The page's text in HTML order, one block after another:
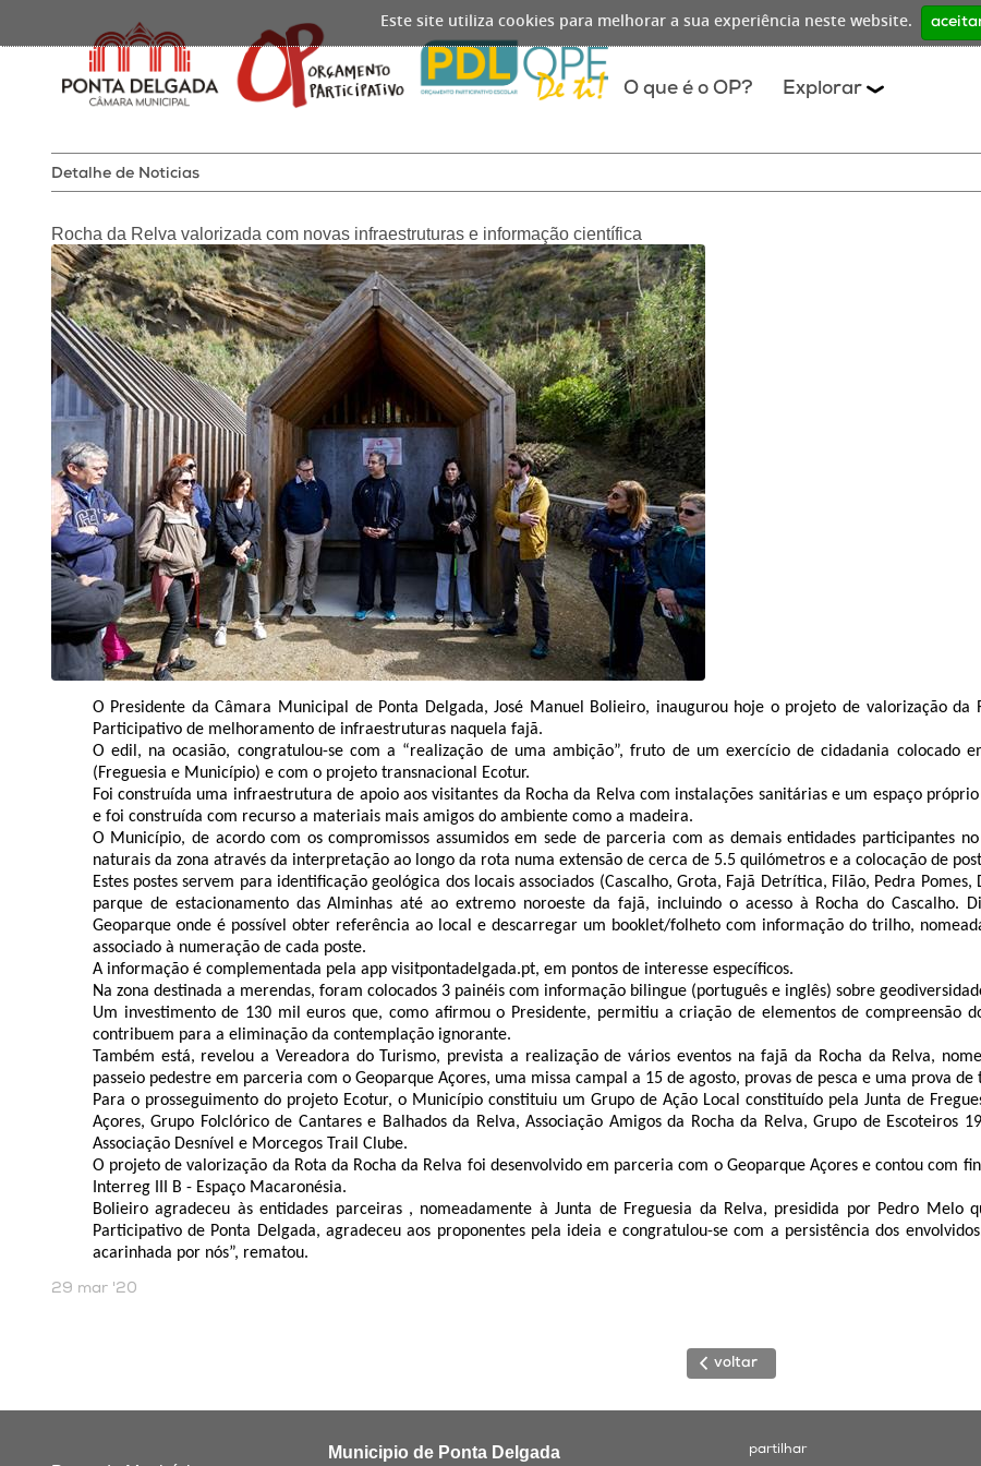
Este site utiliza cookies para melhorar a sua experiência neste website.
O que é o OP? Explorar
Detalhe de Noticias
Rocha da Relva valorizada com novas infraestruturas e informação científica
O Presidente da Câmara Municipal de Ponta Delgada, José Manuel Bolieiro, inaugurou hoje o projeto de valorização
Participativo de melhoramento de infraestruturas naquela fajã.
O edil, na ocasião, congratulou-se com a “realização de uma ambição”, fruto de um exercício de cidadania colocado
(Freguesia e Município) e com o projeto transnacional Ecotur.
Foi construída uma infraestrutura de apoio aos visitantes da Rocha da Relva com instalações sanitárias e um espaço
e foi construída com recurso a materiais mais amigos do ambiente como a madeira.
O Município, de acordo com os compromissos assumidos em sede de parceria com as demais entidades participantes
naturais da zona através da interpretação ao longo da rota numa extensão de cerca de 5.5 quilómetros e a colocação de
Estes postes servem para identificação geológica dos locais associados (Cascalho, Grota, Fajã Detrítica, Filão, Pedra
parque de estacionamento das Alminhas até ao extremo noroeste da fajã, incluindo o acesso à Rocha do Cascalho.
Geoparque onde é possível obter referência ao local e descarregar um booklet/folheto com informação do trilho,
associado à numeração de cada poste.
A informação é complementada pela app visitpontadelgada.pt, em pontos de interesse específicos.
Na zona destinada a merendas, foram colocados 3 painéis com informação bilingue (português e inglês) sobre
Um investimento de 130 mil euros que, como afirmou o Presidente, permitiu a criação de elementos de compreensão
contribuem para a eliminação da contemplação ignorante.
Também está, revelou a Vereadora do Turismo, prevista a realização de vários eventos na fajã da Rocha da Relva,
passeio pedestre em parceria com o Geoparque Açores, uma missa campal a 15 de agosto, provas de pesca e uma prova
Para o prosseguimento do projeto Ecotur, o Município constituiu um Grupo de Ação Local constituído pela Junta de
Açores, Grupo Folclórico de Cantares e Balhados da Relva, Associação Amigos da Rocha da Relva, Grupo de Escoteiros
Associação Desnível e Morcegos Trail Clube.
O projeto de valorização da Rota da Rocha da Relva foi desenvolvido em parceria com o Geoparque Açores e contou com
Interreg III B - Espaço Macaronésia.
Bolieiro agradeceu às entidades parceiras , nomeadamente à Junta de Freguesia da Relva, presidida por Pedro
Participativo de Ponta Delgada, agradeceu aos proponentes pela ideia e congratulou-se com a persistência dos
acarinhada por nós”, rematou.
29 mar '20
voltar
Municipio de Ponta Delgada
partilhar